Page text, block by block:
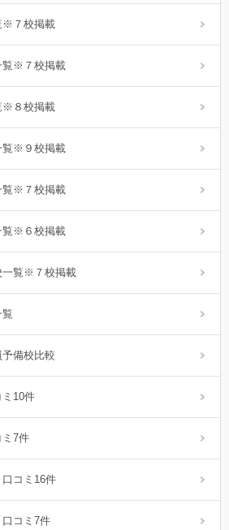
※７校掲載
覧※７校掲載
※８校掲載
覧※９校掲載
覧※７校掲載
覧※６校掲載
一覧※７校掲載
備校比較
10件
7件
コミ16件
コミ7件